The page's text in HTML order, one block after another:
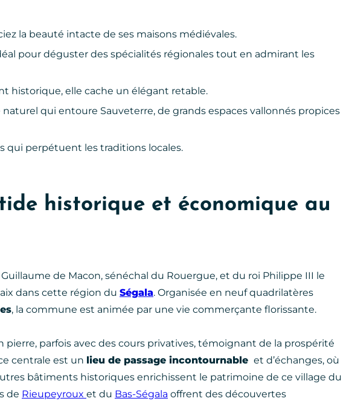
la beauté intacte de ses maisons médiévales.
pour déguster des spécialités régionales tout en admirant les
historique, elle cache un élégant retable.
qui entoure Sauveterre, de grands espaces vallonnés propices
qui perpétuent les traditions locales.
historique et économique au
de Macon, sénéchal du Rouergue, et du roi Philippe III le
dans cette région du Ségala. Organisée en neuf quadrilatères
, la commune est animée par une vie commerçante florissante.
parfois avec des cours privatives, témoignant de la prospérité
centrale est un lieu de passage incontournable et d’échanges, où
bâtiments historiques enrichissent le patrimoine de ce village du
de Rieupeyroux et du Bas-Ségala offrent des découvertes